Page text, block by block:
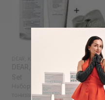
FRESHLY JUICED
DEAR, KLAIRS Freshly Juiced
Набор для осветления,
тонизации и мягкой очистки